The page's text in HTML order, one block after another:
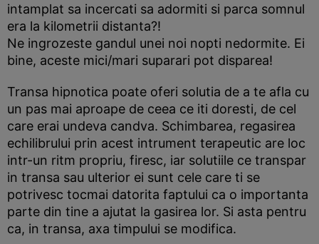
intamplat sa incercati sa adormiti si parca somnul
era la kilometrii distanta?!
Ne ingrozeste gandul unei noi nopti nedormite. Ei
bine, aceste mici/mari suparari pot disparea!
Transa hipnotica poate oferi solutia de a te afla cu
un pas mai aproape de ceea ce iti doresti, de cel
care erai undeva candva. Schimbarea, regasirea
echilibrului prin acest intrument terapeutic are loc
intr-un ritm propriu, firesc, iar solutiile ce transpar
in transa sau ulterior ei sunt cele care ti se
potrivesc tocmai datorita faptului ca o importanta
parte din tine a ajutat la gasirea lor. Si asta pentru
ca, in transa, axa timpului se modifica.